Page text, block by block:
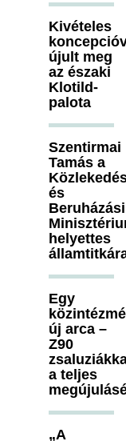
Kivételes
újult meg
az északi
Klotild-
palota
Szentirmai
Tamás a
és
Beruházási
helyettes
Egy
új arca –
Z90
a teljes
„A